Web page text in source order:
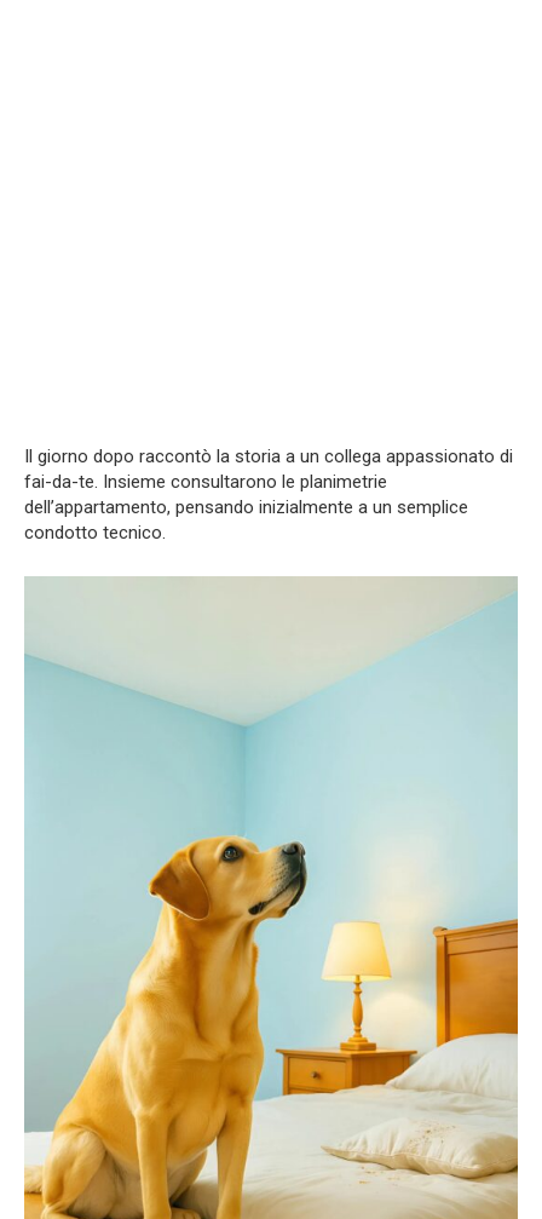
Il giorno dopo raccontò la storia a un collega appassionato di
fai-da-te. Insieme consultarono le planimetrie
dell’appartamento, pensando inizialmente a un semplice
condotto tecnico.